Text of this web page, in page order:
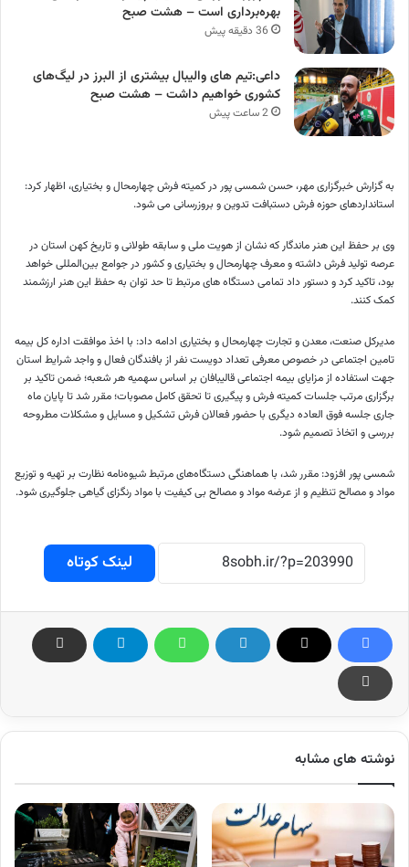
بهره‌برداری است – هشت صبح
36 دقیقه پیش
داعی:تیم های والیبال بیشتری از البرز در لیگ‌های
کشوری خواهیم داشت – هشت صبح
2 ساعت پیش
به گزارش خبرگزاری مهر، حسن شمسی پور در کمیته فرش چهارمحال و بختیاری، اظهار کرد:
استانداردهای حوزه فرش دستبافت تدوین و بروزرسانی می شود.
وی بر حفظ این هنر ماندگار که نشان از هویت ملی و سابقه طولانی و تاریخ کهن استان در
عرصه تولید فرش داشته و معرف چهارمحال و بختیاری و کشور در جوامع بین‌المللی خواهد
بود، تاکید کرد و دستور داد تمامی دستگاه های مرتبط تا حد توان به حفظ این هنر ارزشمند
کمک کنند.
مدیرکل صنعت، معدن و تجارت چهارمحال و بختیاری ادامه داد: با اخذ موافقت اداره کل بیمه
تامین اجتماعی در خصوص معرفی تعداد دویست نفر از بافندگان فعال و واجد شرایط استان
جهت استفاده از مزایای بیمه اجتماعی قالیبافان بر اساس سهمیه هر شعبه؛ ضمن تاکید بر
برگزاری مرتب جلسات کمیته فرش و پیگیری تا تحقق کامل مصوبات؛ مقرر شد تا پایان ماه
جاری جلسه فوق العاده دیگری با حضور فعالان فرش تشکیل و مسایل و مشکلات مطروحه
بررسی و اتخاذ تصمیم شود.
شمسی پور افزود: مقرر شد، با هماهنگی دستگاه‌های مرتبط شیوه‌نامه نظارت بر تهیه و توزیع
مواد و مصالح تنظیم و از عرضه مواد و مصالح بی کیفیت با مواد رنگزای گیاهی جلوگیری شود.
لینک کوتاه
نوشته های مشابه